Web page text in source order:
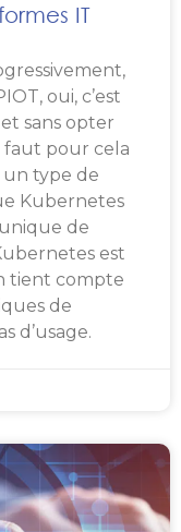
IT
oui, c’est
sans opter
faut pour cela
un type de
Kubernetes
de
est
tient compte
de
d’usage.